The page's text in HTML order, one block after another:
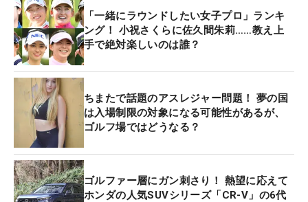
「一緒にラウンドしたい女子プロ」ランキ
ング！ 小祝さくらに佐久間朱莉……教え上
手で絶対楽しいのは誰？
ちまたで話題のアスレジャー問題！ 夢の国
は入場制限の対象になる可能性があるが、
ゴルフ場ではどうなる？
ゴルファー層にガン刺さり！ 熱望に応えて
ホンダの人気SUVシリーズ「CR-V」の6代